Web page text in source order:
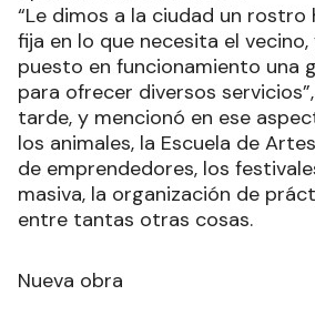
“Le dimos a la ciudad un rostro
fija en lo que necesita el vecino,
puesto en funcionamiento una
para ofrecer diversos
tarde, y mencionó en ese
los animales, la Escuela de
de emprendedores, los
masiva, la organización de
entre tantas otras cosas.
Nueva obra